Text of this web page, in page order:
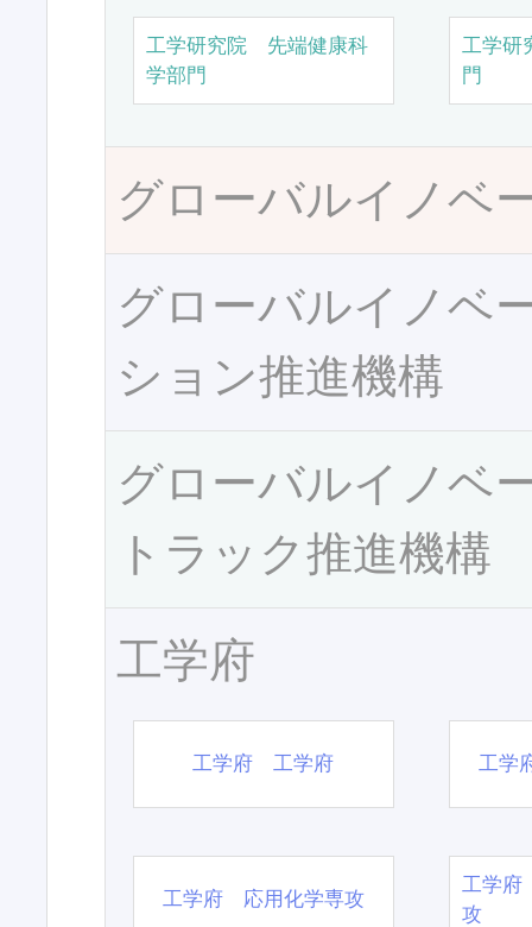
工学研究院 先端健康科
学部門
工学研
門
グローバルイノベ
グローバルイノベ
ション推進機構
グローバルイノベ
トラック推進機構
工学府
工学府 工学府 工学
工学府 応用化学専攻
工学府
攻